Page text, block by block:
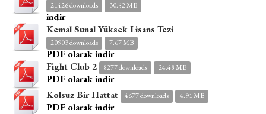
21426 downloads 30.52 MB
indir
Kemal Sunal Yüksek Lisans Tezi
20903 downloads 7.67 MB
PDF olarak indir
Fight Club 2
8277 downloads 24.48 MB
PDF olarak indir
Kolsuz Bir Hattat
4677 downloads 4.91 MB
PDF olarak indir